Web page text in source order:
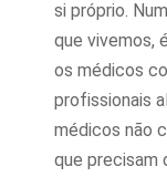
si próprio.
que vivemos,
os médicos
profissionais
médicos não
que precisam